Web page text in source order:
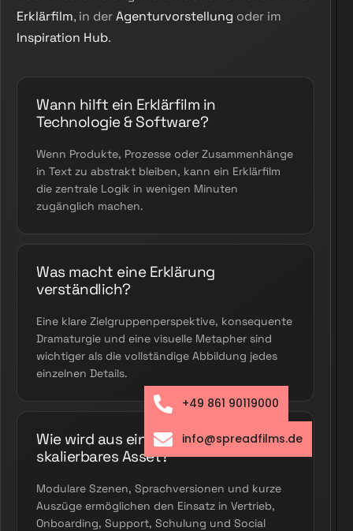
Erklärfilm, in derAgenturvorstellung oder im
Inspiration Hub.
Wann hilft ein Erklärfilm in
Technologie & Software?
Wenn Produkte, Prozesse oder Zusammenhänge
in Text zu abstrakt bleiben, kann ein Erklärfilm
die zentrale Logik in wenigen Minuten
zugänglich machen.
Was macht eine Erklärung
verständlich?
Eine klare Zielgruppenperspektive, konsequente
Dramaturgie und eine visuelle Metapher sind
wichtiger als die vollständige Abbildung jedes
einzelnen Details.
Wie wird aus einem Film ein
skalierbares Asset?
Modulare Szenen, Sprachversionen und kurze
Auszüge ermöglichen den Einsatz in Vertrieb,
Onboarding, Support, Schulung und Social
+49 861 90119000
info@spreadfilms.de